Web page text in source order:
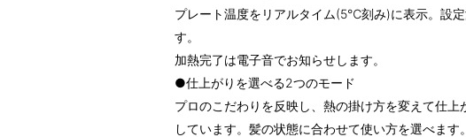
プレート温度をリアルタイム(5℃刻み)に表示。設
す。
加熱完了は電子音でお知らせします。
●仕上がりを選べる2つのモード
プロのこだわりを反映し、熱の掛け方を変えて仕
しています。髪の状態に合わせて使い方を選べます。